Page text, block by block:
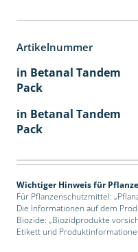
Artikelnummer
in Betanal Tandem
Pack
in Betanal Tandem
Pack
Wichtiger Hinweis für
Für Pflanzenschutzmittel:
Die Informationen auf dem
Biozide: „Biozidprodukte
Etikett und